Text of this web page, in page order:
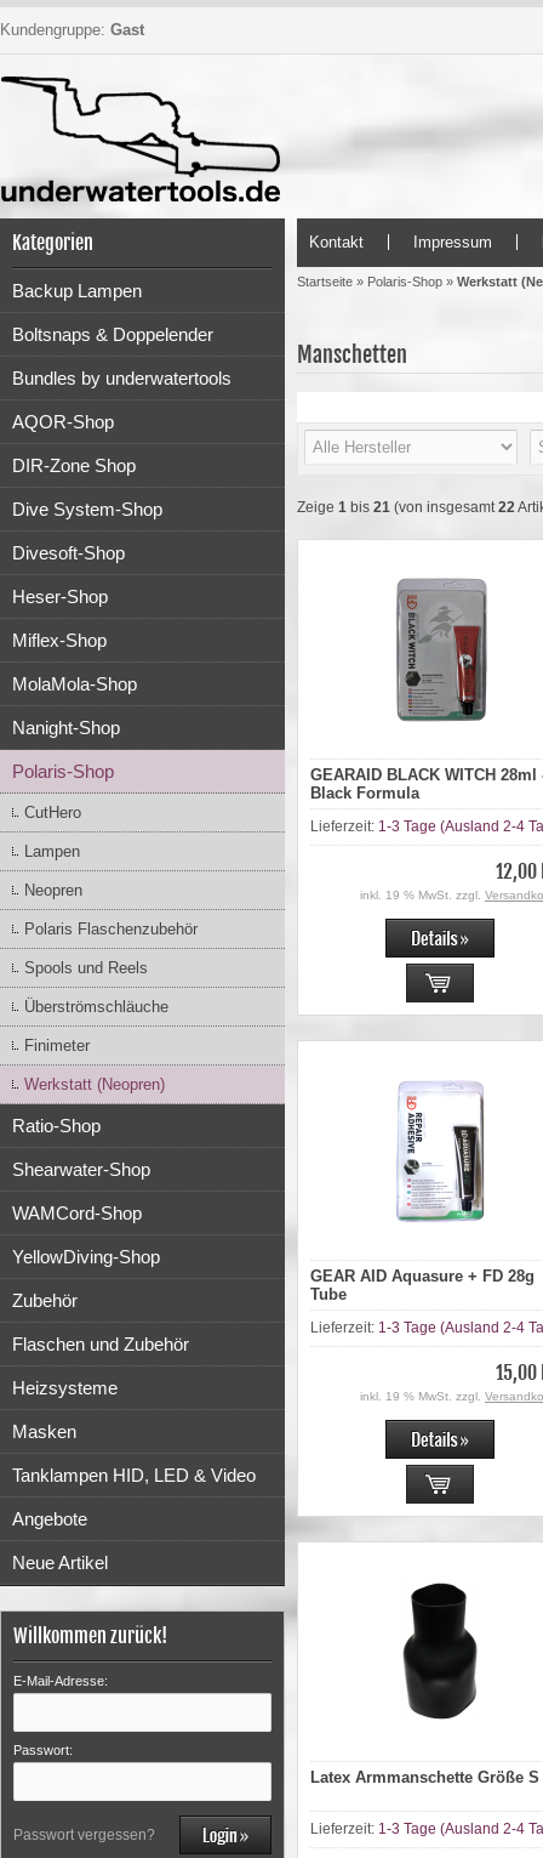
Kundengruppe: Gast
Kategorien
Backup Lampen
Boltsnaps & Doppelender
Bundles by underwatertools
AQOR-Shop
DIR-Zone Shop
Dive System-Shop
Divesoft-Shop
Heser-Shop
Miflex-Shop
MolaMola-Shop
Nanight-Shop
Polaris-Shop
CutHero
Lampen
Neopren
Polaris Flaschenzubehör
Spools und Reels
Überströmschläuche
Finimeter
Werkstatt (Neopren)
Ratio-Shop
Shearwater-Shop
WAMCord-Shop
YellowDiving-Shop
Zubehör
Flaschen und Zubehör
Heizsysteme
Masken
Tanklampen HID, LED & Video
Angebote
Neue Artikel
Willkommen zurück!
E-Mail-Adresse:
Passwort:
Passwort vergessen?
Kontakt Impressum
Startseite » Polaris-Shop » Werkstatt
Manschetten
Zeige 1 bis 21 (von insgesamt22
GEARAID BLACK WITCH 28ml
Black Formula
Lieferzeit: 1-3 Tage (Ausland 2-4
12,00
inkl. 19 % MwSt. zzgl.
GEAR AID Aquasure + FD 28g
Tube
Lieferzeit: 1-3 Tage (Ausland 2-4
15,00
inkl. 19 % MwSt. zzgl.
Latex Armmanschette Größe S
Lieferzeit: 1-3 Tage (Ausland 2-4